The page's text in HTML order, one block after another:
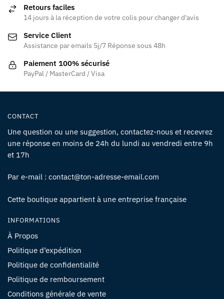
Retours faciles
14 jours à la réception de votre colis pour changer d'avis
Service Client
Assistance par emails 5j/7 Réponse sous 48h
Paiement 100% sécurisé
PayPal / MasterCard / Visa
CONTACT
Une question ou une suggestion, contactez-nous et recevrez
une réponse en moins de 24h du lundi au vendredi entre 9h
et 17h
Par e-mail : contact@ton-adresse-email.com
Cette boutique appartient à une entreprise française
INFORMATIONS
À Propos
Politique d’expédition
Politique de confidentialité
Politique de remboursement
Conditions générale de vente